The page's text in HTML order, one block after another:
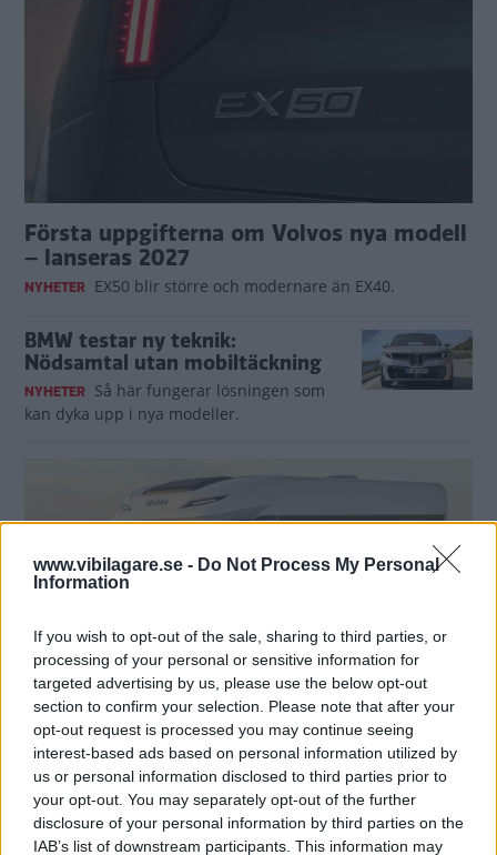
www.vibilagare.se - Do Not Process My Personal
Information
If you wish to opt-out of the sale, sharing to third parties, or
processing of your personal or sensitive information for
targeted advertising by us, please use the below opt-out
section to confirm your selection. Please note that after your
opt-out request is processed you may continue seeing
interest-based ads based on personal information utilized by
us or personal information disclosed to third parties prior to
your opt-out. You may separately opt-out of the further
disclosure of your personal information by third parties on the
IAB’s list of downstream participants. This information may
Första uppgifterna om Volvos nya modell
– lanseras 2027
NYHETER EX50 blir större och modernare än EX40.
BMW testar ny teknik:
Nödsamtal utan mobiltäckning
NYHETER Så här fungerar lösningen som
kan dyka upp i nya modeller.
Jätteökning för husbilar: Rusar mer än 50
procent
NYHETER Men det finns en brasklapp bakom siffrorna.
EU:s tuffare krav stoppar Land